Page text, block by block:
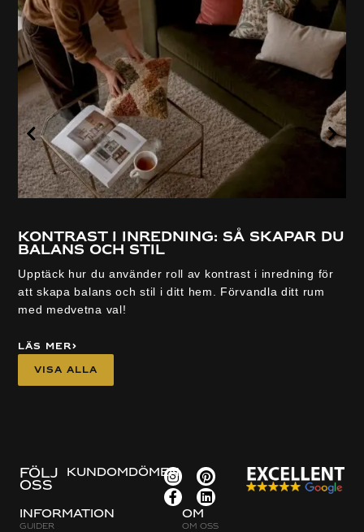
Kontrast i inredning: så skapar du
balans och stil
Upptäck hur du använder roll av kontrast i inredning för
att skapa balans och stil i ditt hem. Förvandla ditt rum
med medvetna val!
Läs mer
Visa alla
Information
Guider
Om
Om oss
FÖLJ
OSS
KUNDOMDÖMEN